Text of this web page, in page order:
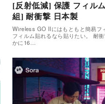
[反射低減] 保護 フィル
組] 耐衝撃 日本製
Wireless GO IIにはもともと簡易フ
フィルム貼れるなら貼りたい。 耐
かに16…